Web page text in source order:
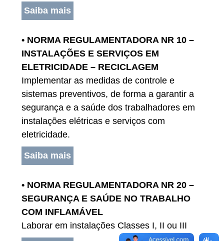
Saiba mais
• NORMA REGULAMENTADORA NR 10 –
INSTALAÇÕES E SERVIÇOS EM
ELETRICIDADE – RECICLAGEM
Implementar as medidas de controle e
sistemas preventivos, de forma a garantir a
segurança e a saúde dos trabalhadores em
instalações elétricas e serviços com
eletricidade.
Saiba mais
• NORMA REGULAMENTADORA NR 20 –
SEGURANÇA E SAÚDE NO TRABALHO
COM INFLAMÁVEL
Laborar em instalações Classes I, II ou III